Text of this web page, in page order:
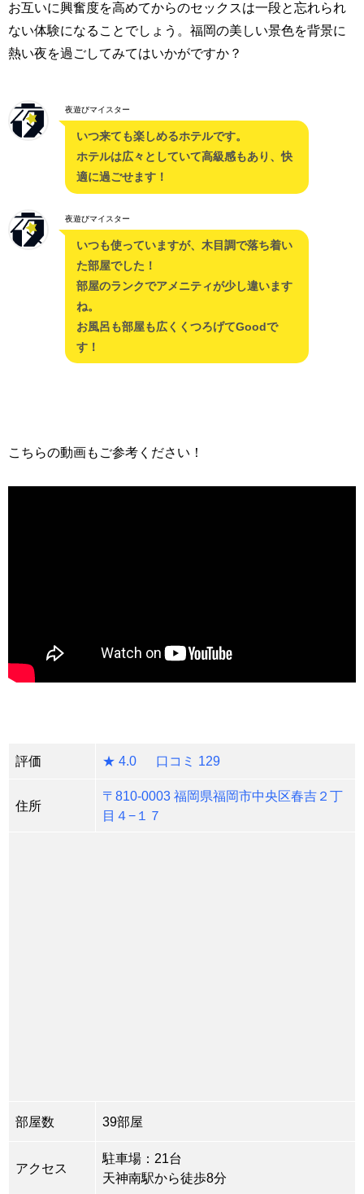
お互いに興奮度を高めてからのセックスは一段と忘れられ
ない体験になることでしょう。福岡の美しい景色を背景に
熱い夜を過ごしてみてはいかがですか？
夜遊びマイスター
いつ来ても楽しめるホテルです。
ホテルは広々としていて高級感もあり、快
適に過ごせます！
夜遊びマイスター
いつも使っていますが、木目調で落ち着い
た部屋でした！
部屋のランクでアメニティが少し違います
ね。
お風呂も部屋も広くくつろげてGoodで
す！
こちらの動画もご参考ください！
評価 ★ 4.0 口コミ 129
住所
〒810-0003 福岡県福岡市中央区春吉２丁
目４−１７
部屋数 39部屋
アクセス
駐車場：21台
天神南駅から徒歩8分